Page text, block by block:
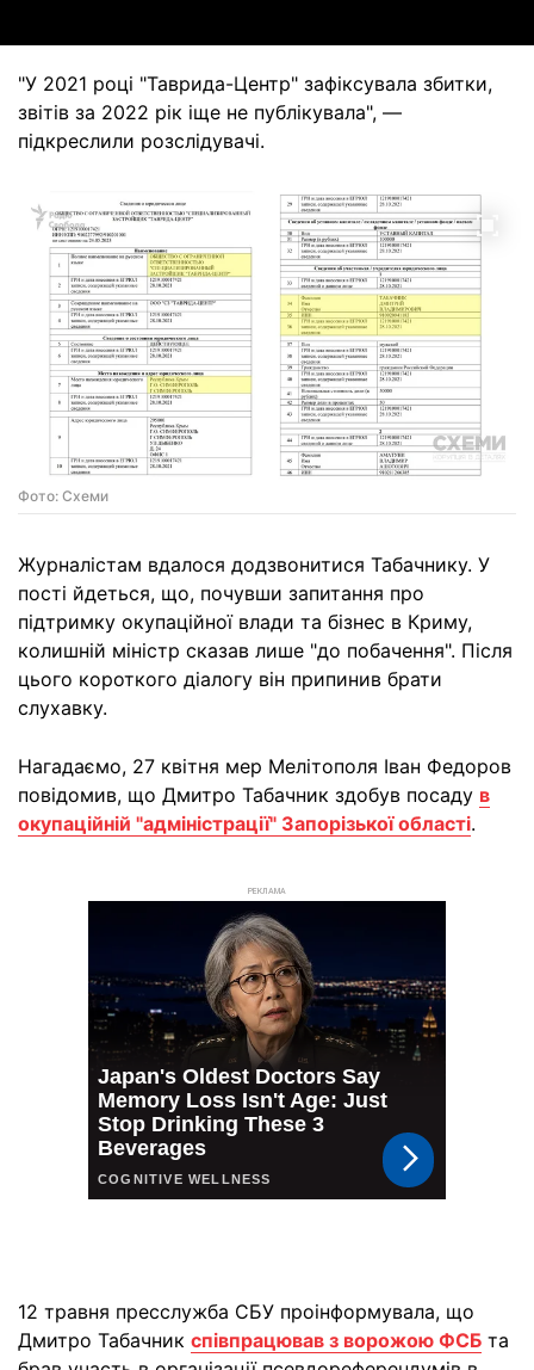
"У 2021 році "Таврида-Центр" зафіксувала збитки,
звітів за 2022 рік іще не публікувала", —
підкреслили розслідувачі.
Фото: Схеми
Журналістам вдалося додзвонитися Табачнику. У
пості йдеться, що, почувши запитання про
підтримку окупаційної влади та бізнес в Криму,
колишній міністр сказав лише "до побачення". Після
цього короткого діалогу він припинив брати
слухавку.
Нагадаємо, 27 квітня мер Мелітополя Іван Федоров
повідомив, що Дмитро Табачник здобув посаду в
окупаційній "адміністрації" Запорізької області.
РЕКЛАМА
12 травня пресслужба СБУ проінформувала, що
Дмитро Табачник співпрацював з ворожою ФСБ та